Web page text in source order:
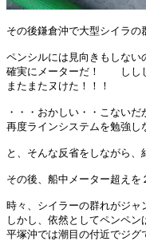
その後鎌倉沖で大型シイラの
ペンシルには見向きもしない
確実にメーターだ！　　しし
またまたヌけた！！！
・・・おかしい・・こない
再度ラインシステムを勉強し
と、そんな反省をしながら、
その後、船中メーター超え
時々、シイラーの群れがジャ
しかし、依然としてペンペン
平塚沖では潮目の付近でジ